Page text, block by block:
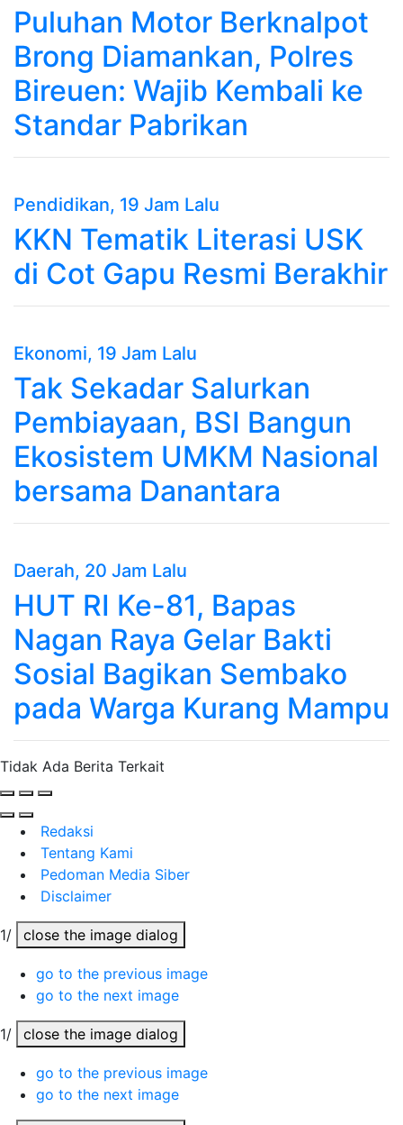
Puluhan Motor Berknalpot
Brong Diamankan, Polres
Bireuen: Wajib Kembali ke
Standar Pabrikan
Pendidikan, 19 Jam Lalu
KKN Tematik Literasi USK
di Cot Gapu Resmi Berakhir
Ekonomi, 19 Jam Lalu
Tak Sekadar Salurkan
Pembiayaan, BSI Bangun
Ekosistem UMKM Nasional
bersama Danantara
Daerah, 20 Jam Lalu
HUT RI Ke-81, Bapas
Nagan Raya Gelar Bakti
Sosial Bagikan Sembako
pada Warga Kurang Mampu
Tidak Ada Berita Terkait
Redaksi
Tentang Kami
Pedoman Media Siber
Disclaimer
1/ close the image dialog
go to the previous image
go to the next image
1/ close the image dialog
go to the previous image
go to the next image